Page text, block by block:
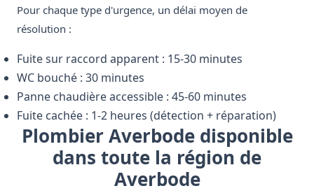
Pour chaque type d'urgence, un délai moyen de
résolution :
Fuite sur raccord apparent : 15-30 minutes
WC bouché : 30 minutes
Panne chaudière accessible : 45-60 minutes
Fuite cachée : 1-2 heures (détection + réparation)
Plombier Averbode disponible
dans toute la région de
Averbode